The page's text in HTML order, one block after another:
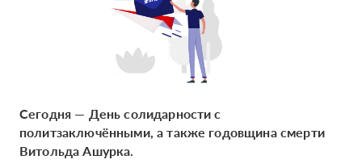
Сегодня — День солидарности с
политзаключёнными, а также годовщина смерти
Витольда Ашурка.